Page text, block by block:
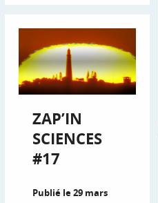
ZAP’IN
SCIENCES
#17
Publié le 29 mars